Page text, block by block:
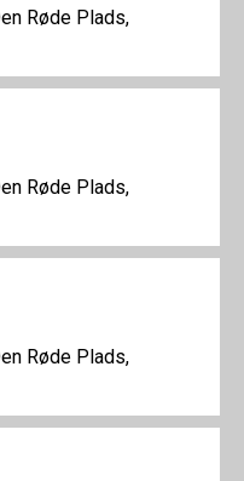
Røde Plads,
Røde Plads,
Røde Plads,